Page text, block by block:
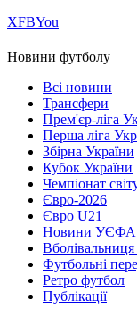
ХFBYou
Новини футболу
Всі новини
Трансфери
Прем'єр-ліга
Перша ліга
Збірна України
Кубок України
Чемпіонат
Євро-2026
Євро U21
Новини УЄФА
Футбольні
Ретро футбол
Публікації